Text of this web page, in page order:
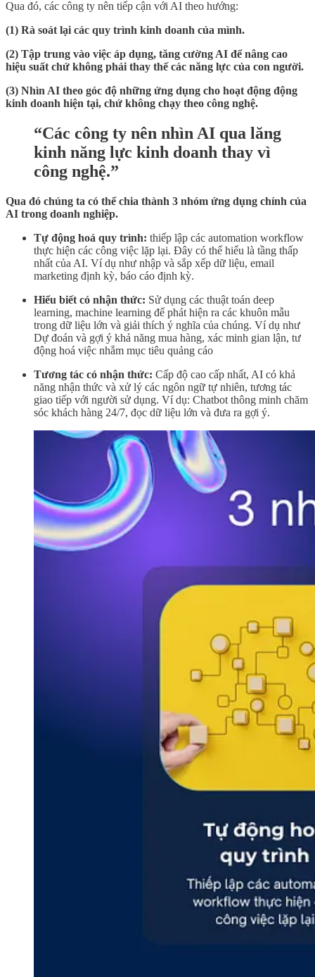
Qua đó, các công ty nên tiếp cận với AI theo hướng:
(1) Rà soát lại các quy trình kinh doanh của mình.
(2) Tập trung vào việc áp dụng, tăng cường AI để nâng cao
hiệu suất chứ không phải thay thế các năng lực của con người.
(3) Nhìn AI theo góc độ những ứng dụng cho hoạt động động
kinh doanh hiện tại, chứ không chạy theo công nghệ.
“Các công ty nên nhìn AI qua lăng
kinh năng lực kinh doanh thay vì
công nghệ.”
Qua đó chúng ta có thể chia thành 3 nhóm ứng dụng chính của
AI trong doanh nghiệp.
Tự động hoá quy trình: thiếp lập các automation workflow
thực hiện các công việc lặp lại. Đây có thể hiểu là tầng thấp
nhất của AI. Ví dụ như nhập và sắp xếp dữ liệu, email
marketing định kỳ, báo cáo định kỳ.
Hiểu biết có nhận thức: Sử dụng các thuật toán deep
learning, machine learning để phát hiện ra các khuôn mẫu
trong dữ liệu lớn và giải thích ý nghĩa của chúng. Ví dụ như
Dự đoán và gợi ý khả năng mua hàng, xác minh gian lận, tư
động hoá việc nhắm mục tiêu quảng cáo
Tương tác có nhận thức: Cấp độ cao cấp nhất, AI có khả
năng nhận thức và xử lý các ngôn ngữ tự nhiên, tương tác
giao tiếp với người sử dụng. Ví dụ: Chatbot thông minh chăm
sóc khách hàng 24/7, đọc dữ liệu lớn và đưa ra gợi ý.